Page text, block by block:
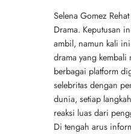
Selena Gomez
Drama. Keputusan
ambil, namun kali
drama yang kembali
berbagai platform
selebritas dengan
dunia, setiap
reaksi luas dari
Di tengah arus